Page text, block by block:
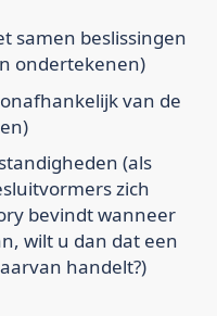
samen beslissingen
ondertekenen)
van de
(als
zich
bevindt wanneer
wilt u dan dat een
handelt?)